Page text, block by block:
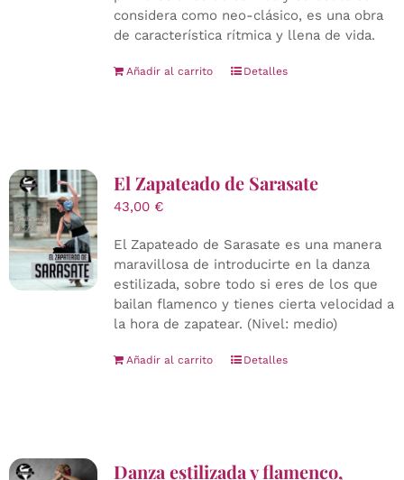
considera como neo-clásico, es una obra
de característica rítmica y llena de vida.
Añadir al carrito Detalles
El Zapateado de Sarasate
43,00 €
El Zapateado de Sarasate es una manera
maravillosa de introducirte en la danza
estilizada, sobre todo si eres de los que
bailan flamenco y tienes cierta velocidad a
la hora de zapatear. (Nivel: medio)
Añadir al carrito Detalles
Danza estilizada y flamenco,